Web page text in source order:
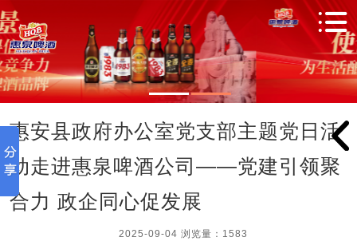
惠安县政府办公室党支部主题党日活
动走进惠泉啤酒公司——党建引领聚
合力 政企同心促发展
2025-09-04 浏览量：1583